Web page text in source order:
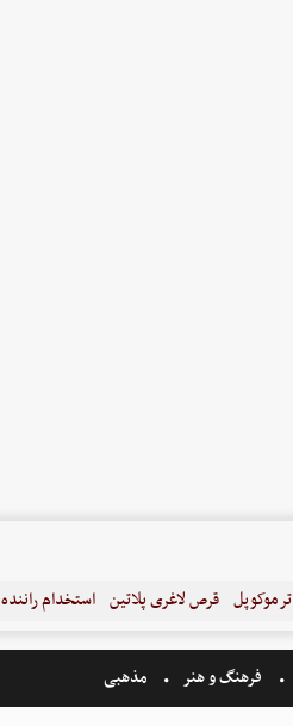
ترموکوپل قرص لاغری پلاتین استخدام راننده
فرهنگ و هنر مذهبی